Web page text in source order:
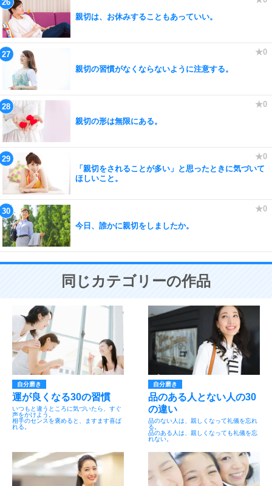
親切は、お休みすることもあっていい。
親切の習慣がなくならないように注意する。
親切の形は無限にある。
「親切をされることが多い」と思ったときに気づいて
ほしいこと。
今日、誰かに親切をしましたか。
同じカテゴリーの作品
自分磨き
運が良くなる30の習慣
いつもと違うところに気づいたら、すぐ
声をかけよう。
相手のセンスを褒めると、ますます喜ば
れる。
自分磨き
品のある人とない人の30
の違い
品のない人は、親しくなって礼儀を忘れ
る。
品のある人は、親しくなっても礼儀を忘
れない。